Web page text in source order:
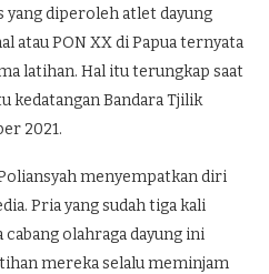
yang diperoleh atlet dayung
atau PON XX di Papua ternyata
latihan. Hal itu terungkap saat
kedatangan Bandara Tjilik
2021.
menyempatkan diri
Pria yang sudah tiga kali
olahraga dayung ini
mereka selalu meminjam